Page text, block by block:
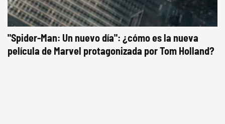
"Spider-Man: Un nuevo día": ¿cómo es la nueva
película de Marvel protagonizada por Tom Holland?